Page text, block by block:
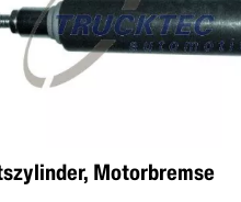
Motorbremse